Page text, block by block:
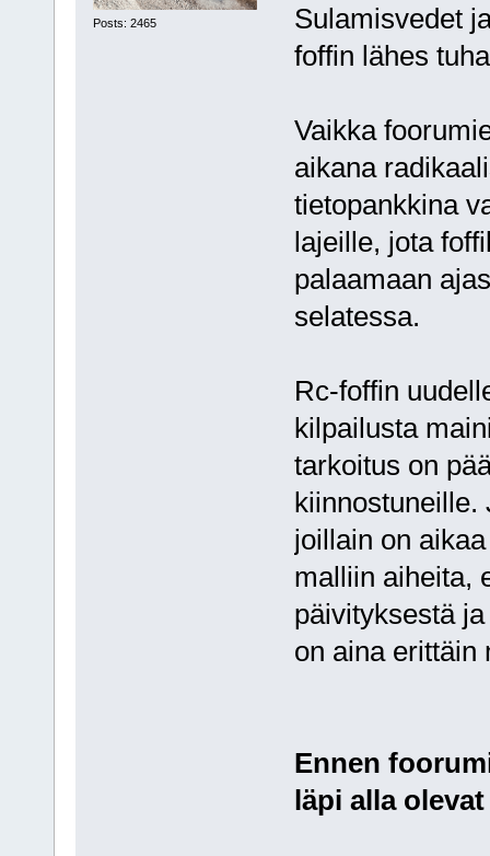
Posts: 2465
Sulamisvedet
foffin lähes
Vaikka
aikana
tietopankkina
lajeille, jota
palaamaan
selatessa.
Rc-foffin
kilpailusta
tarkoitus on
kiinnostuneille.
joillain on
malliin aiheita,
päivityksestä
on aina erittäin
Ennen
läpi alla